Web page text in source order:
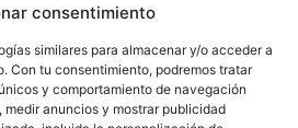
consentimiento
similares para almacenar y/o acceder a
Con tu consentimiento, podremos tratar
y comportamiento de navegación
medir anuncios y mostrar publicidad